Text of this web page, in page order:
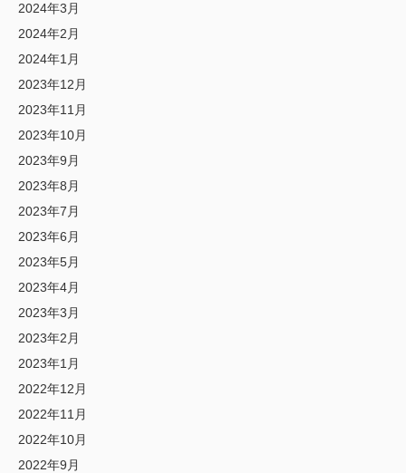
2024年3月
2024年2月
2024年1月
2023年12月
2023年11月
2023年10月
2023年9月
2023年8月
2023年7月
2023年6月
2023年5月
2023年4月
2023年3月
2023年2月
2023年1月
2022年12月
2022年11月
2022年10月
2022年9月